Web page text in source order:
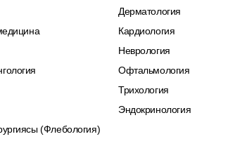
Дерматология
Кардиология
Неврология
Офтальмология
Трихология
Эндокринология
(Флебология)